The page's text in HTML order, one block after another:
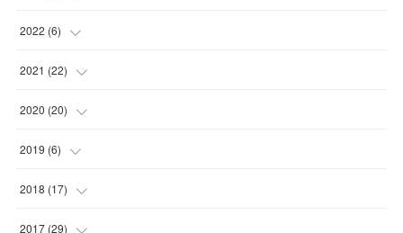
( )
(2
(3
2022 (6)
(2
(1
( )
(1
2021 (22)
(1
( )
(2
(4
2020 (20)
( )
(2
(2
2019 (6)
(1
(1
2018 (17)
(4
2017 (29)